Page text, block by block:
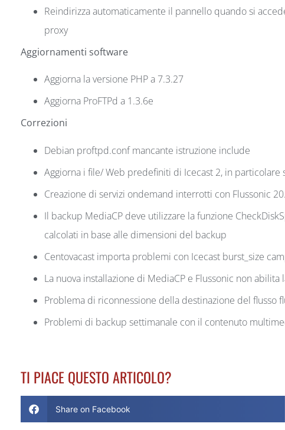
Reindirizza automaticamente il pannello quando si
proxy
Aggiornamenti software
Aggiorna la versione PHP a 7.3.27
Aggiorna ProFTPd a 1.3.6e
Correzioni
Debian proftpd.conf mancante istruzione include
Aggiorna i file/ Web predefiniti di Icecast 2, in
Creazione di servizi ondemand interrotti con Flussonic
Il backup MediaCP deve utilizzare la funzione
calcolati in base alle dimensioni del backup
Centovacast importa problemi con Icecast burst_size
La nuova installazione di MediaCP e Flussonic non abilita
Problema di riconnessione della destinazione del flusso
Problemi di backup settimanale con il contenuto
TI PIACE QUESTO ARTICOLO?
Share on Facebook